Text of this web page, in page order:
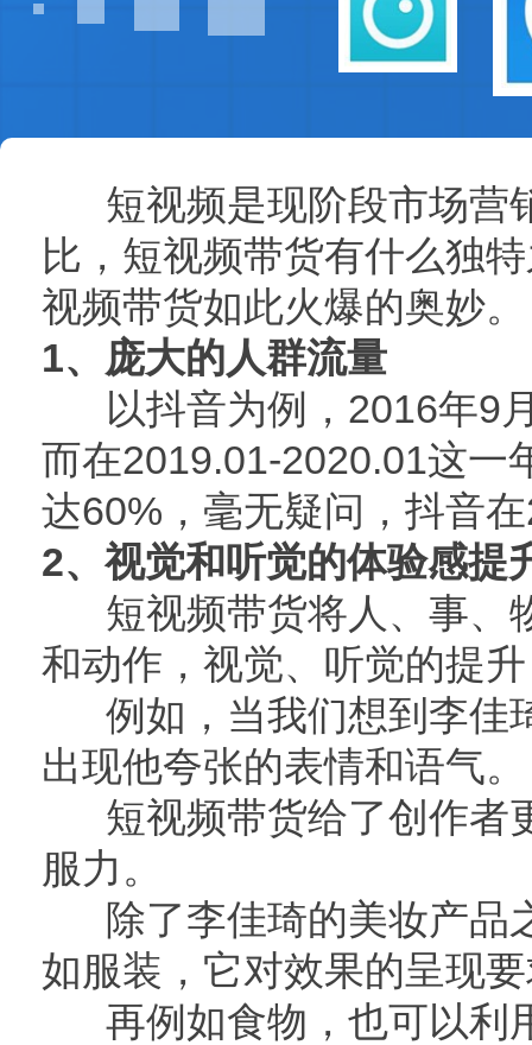
短视频是现阶段市场营
比，短视频带货有什么独
视频带货如此火爆的奥妙。
1、庞大的人群流量
以抖音为例，2016年9
而在2019.01-2020.01这一
达60%，毫无疑问，抖音
2、视觉和听觉的体验感提
短视频带货将人、事、
和动作，视觉、听觉的提
例如，当我们想到李佳琦
出现他夸张的表情和语气。
短视频带货给了创作者
服力。
除了李佳琦的美妆产品
如服装，它对效果的呈现
再例如食物，也可以利